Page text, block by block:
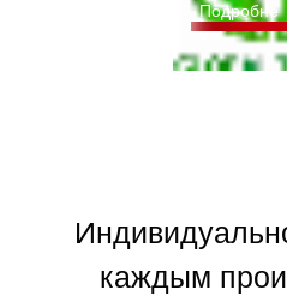
каждым
Подробне
е